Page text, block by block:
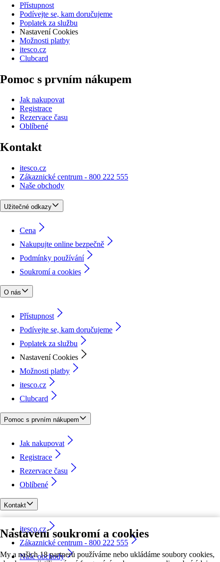
Nastavení soukromí a cookies
My a našich 18 partnerů používáme nebo ukládáme soubory cookies,
Přístupnost
Podívejte se, kam doručujeme
Poplatek za službu
Nastavení Cookies
Možnosti platby
itesco.cz
Clubcard
Pomoc s prvním nákupem
Jak nakupovat
Registrace
Rezervace času
Oblíbené
Kontakt
itesco.cz
Zákaznické centrum - 800 222 555
Naše obchody
Užitečné odkazy
Cena
Nakupujte online bezpečně
Podmínky používání
Soukromí a cookies
O nás
Přístupnost
Podívejte se, kam doručujeme
Poplatek za službu
Nastavení Cookies
Možnosti platby
itesco.cz
Clubcard
Pomoc s prvním nákupem
Jak nakupovat
Registrace
Rezervace času
Oblíbené
Kontakt
itesco.cz
Zákaznické centrum - 800 222 555
Naše obchody